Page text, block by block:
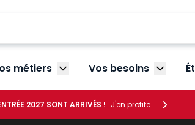
métiers Afficher le sous-menu Vos
Vos besoins
2027 SONT ARRIVÉS ! J'en profite